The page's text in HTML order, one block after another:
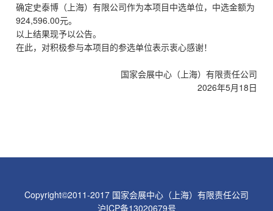
确定史泰博（上海）有限公司作为本项目中选单位，中选金额为
924,596.00元。
以上结果现予以公告。
在此，对积极参与本项目的参选单位表示衷心感谢！
国家会展中心（上海）有限责任公司
2026年5月18日
Copyright©2011-2017 国家会展中心（上海）有限责任公司
沪ICP备13020679号